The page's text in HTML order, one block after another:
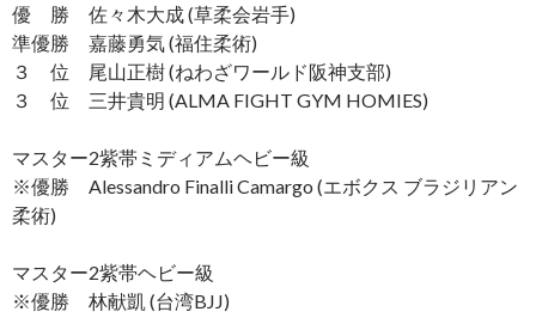
優 勝 佐々木大成 (草柔会岩手)
準優勝 嘉藤勇気 (福住柔術)
３ 位 尾山正樹 (ねわざワールド阪神支部)
３ 位 三井貴明 (ALMA FIGHT GYM HOMIES)
マスター2紫帯ミディアムヘビー級
※優勝 Alessandro Finalli Camargo (エボクス ブラジリアン
柔術)
マスター2紫帯ヘビー級
※優勝 林献凱 (台湾BJJ)